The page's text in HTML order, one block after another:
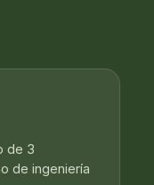
de 3
de ingeniería